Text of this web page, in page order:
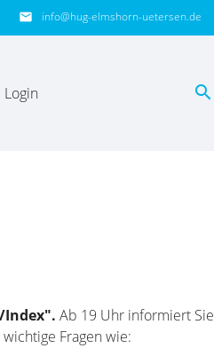
email info@hug-elmshorn-uetersen.de
Login search
Index". Ab 19 Uhr informiert Sie
Fragen wie: